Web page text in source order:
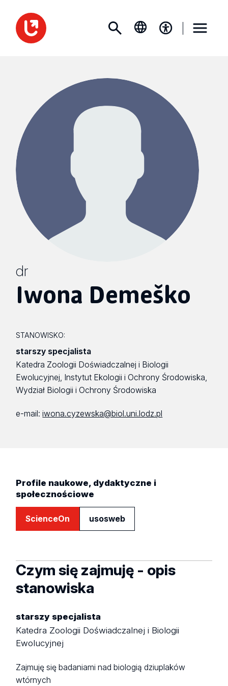
dr
Iwona Demeško
STANOWISKO:
starszy specjalista
Katedra Zoologii Doświadczalnej i Biologii
Ewolucyjnej, Instytut Ekologii i Ochrony Środowiska,
Wydział Biologii i Ochrony Środowiska
e-mail:iwona.cyzewska@biol.uni.lodz.pl
Profile naukowe, dydaktyczne i
społecznościowe
ScienceOn usosweb
Czym się zajmuję - opis
stanowiska
starszy specjalista
Katedra Zoologii Doświadczalnej i Biologii
Ewolucyjnej
Zajmuję się badaniami nad biologią dziuplaków
wtórnych